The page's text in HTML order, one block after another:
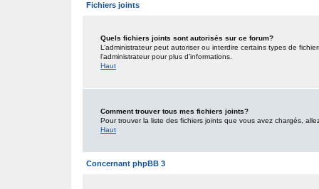
Fichiers joints
Quels fichiers joints sont autorisés sur ce forum?
L’administrateur peut autoriser ou interdire certains types de
l’administrateur pour plus d’informations.
Haut
Comment trouver tous mes fichiers joints?
Pour trouver la liste des fichiers joints que vous avez chargés,
Haut
Concernant phpBB 3